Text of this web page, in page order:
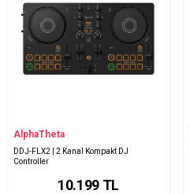
AlphaTheta
DDJ-FLX2 | 2 Kanal Kompakt DJ
Controller
10.199TL